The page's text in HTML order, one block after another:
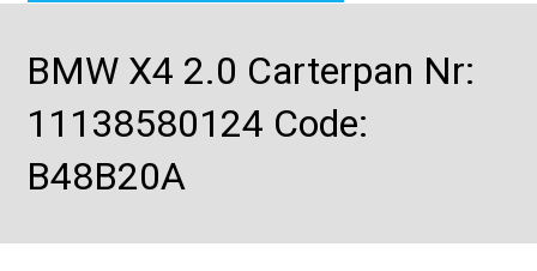
BMW X4 2.0 Carterpan Nr:
11138580124 Code:
B48B20A